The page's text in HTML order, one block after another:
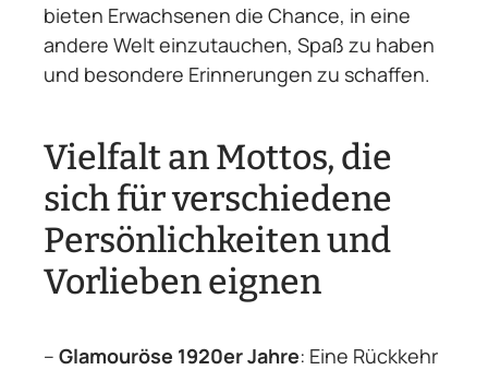
bieten Erwachsenen die Chance, in eine
andere Welt einzutauchen, Spaß zu haben
und besondere Erinnerungen zu schaffen.
Vielfalt an Mottos, die
sich für verschiedene
Persönlichkeiten und
Vorlieben eignen
– Glamouröse 1920er Jahre: Eine Rückkehr